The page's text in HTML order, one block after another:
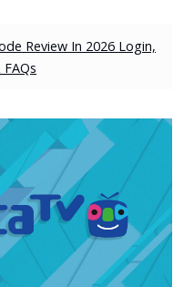
Review In 2026 Login,